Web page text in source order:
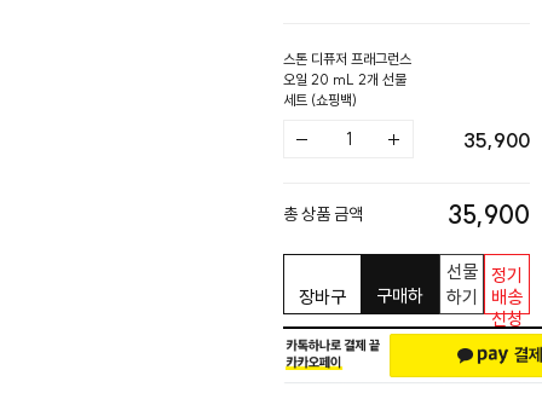
스톤 디퓨저 프래그런스
오일 20 mL 2개 선물
세트 (쇼핑백)
35,900
총 상품 금액 35,900
장바구
니
구매하
선물
하기
정기
배송
신청